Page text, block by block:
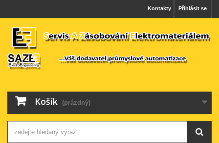
Přihlásit se
Kontakty
Košík (prázdný)